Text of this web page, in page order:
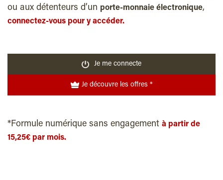
ou aux détenteurs d’un porte-monnaie électronique,
connectez-vous pour y accéder.
Je me connecte
Je découvre les offres *
*Formule numérique sans engagement à partir de
15,25€ par mois.